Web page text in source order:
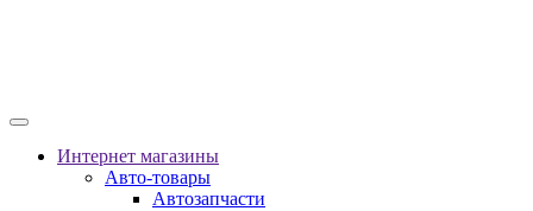
Интернет магазины
Авто-товары
Автозапчасти